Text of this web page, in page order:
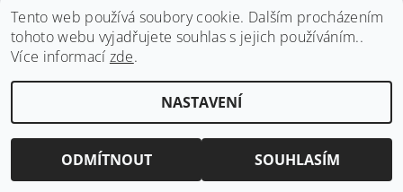
SALÁT HLÁVKOVÝ OZIMÝ HUMIL - MORAVOSEED
17 Kč
Tento web používá soubory cookie. Dalším procházením
tohoto webu vyjadřujete souhlas s jejich používáním..
Více informací zde.
NASTAVENÍ
ODMÍTNOUT SOUHLASÍM